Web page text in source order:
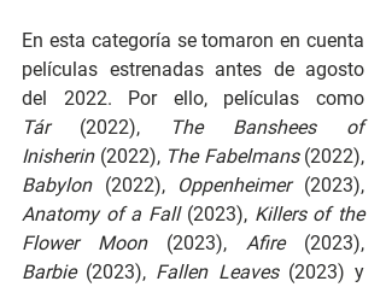
En esta categoría se tomaron en cuenta
películas estrenadas antes de agosto
Tár (2022),
The Banshees of
Inisherin (2022), The Fabelmans
Babylon (2022), Oppenheimer
Anatomy of a Fall (2023), Killers of the
Flower Moon (2023), Afire
Barbie (2023), Fallen Leaves